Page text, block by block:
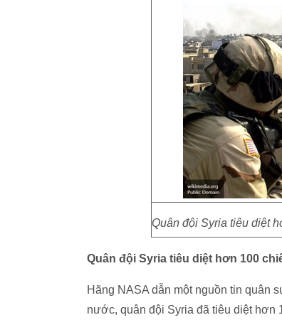
Quân đội Syria tiêu diệt
Quân đội Syria tiêu diệt hơn 100
Hãng NASA dẫn một nguồn tin quân
nước, quân đội Syria đã tiêu diệt hơn